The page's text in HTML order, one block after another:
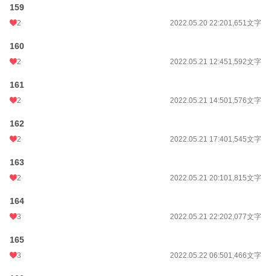
159
2 2022.05.20 22:201,651文字
160
2 2022.05.21 12:451,592文字
161
2 2022.05.21 14:501,576文字
162
2 2022.05.21 17:401,545文字
163
2 2022.05.21 20:101,815文字
164
3 2022.05.21 22:202,077文字
165
3 2022.05.22 06:501,466文字